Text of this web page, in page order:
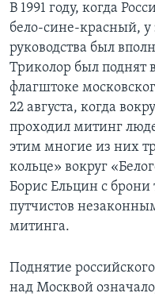
В 1991 году, когда
бело-сине-красный, у
руководства был
Триколор был поднят
флагштоке
22 августа, когда
проходил митинг
этим многие из них
кольце» вокруг
Борис Ельцин с брони
путчистов
митинга.
Поднятие
над Москвой